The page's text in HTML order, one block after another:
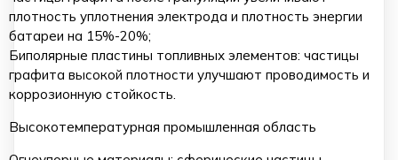
плотность уплотнения электрода и плотность энергии
батареи на 15%-20%;
Биполярные пластины топливных элементов: частицы
графита высокой плотности улучшают проводимость и
коррозионную стойкость.
Высокотемпературная промышленная область